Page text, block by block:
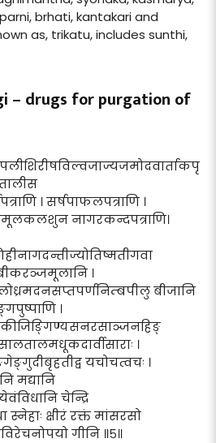
brhati, kantakari and
as, trikatu, includes sunthi,
– drugs for purgation of
। सर्षपाफलपत्राणि ।
नागरकन्दपत्राणि।
।
बीजानि
।
।
यचोचत्वचः ।
मद्यानि
चेन्द्रि
क्षीरं रक्तं मांसरसो
गीनि ॥५॥